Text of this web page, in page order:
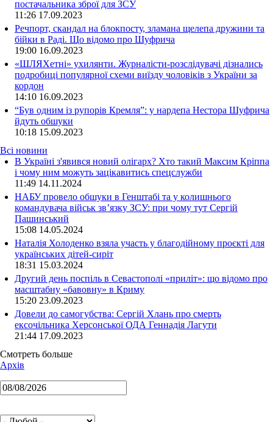
постачальника зброї для ЗСУ
11:26 17.09.2023
Речпорт, скандал на блокпосту, зламана щелепа дружини та
бійки в Раді. Що відомо про Шуфрича
19:00 16.09.2023
«ШЛЯХетні» ухилянти. Журналісти-розслідувачі дізнались
подробиці популярної схеми виїзду чоловіків з України за
кордон
14:10 16.09.2023
“Був одним із рупорів Кремля”: у нардепа Нестора Шуфрича
йдуть обшуки
10:18 15.09.2023
Всі новини
В Україні з'явився новий олігарх? Хто такий Максим Кріппа
і чому ним можуть зацікавитись спецслужби
11:49 14.11.2024
НАБУ провело обшуки в Генштабі та у колишнього
командувача військ зв’язку ЗСУ: при чому тут Сергій
Пашинський
15:08 14.05.2024
Наталія Холоденко взяла участь у благодійному проєкті для
українських дітей-сиріт
18:31 15.03.2024
Другий день поспіль в Севастополі «приліт»: що відомо про
масштабну «бавовну» в Криму
15:20 23.09.2023
Довели до самогубства: Сергій Хлань про смерть
ексочільника Херсонської ОДА Геннадія Лагути
21:44 17.09.2023
Смотреть больше
Архів